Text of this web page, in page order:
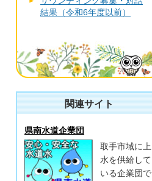
結果（令和6年度以前）
関連サイト
県南水道企業団
取手市域に上
水を供給して
いる企業団で